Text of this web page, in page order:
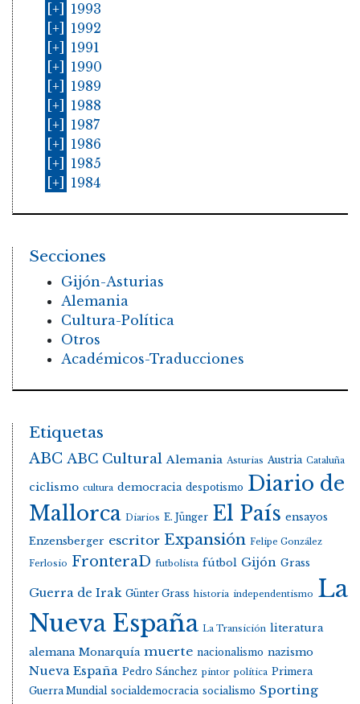
[+]
1993
[+]
1992
[+]
1991
[+]
1990
[+]
1989
[+]
1988
[+]
1987
[+]
1986
[+]
1985
[+]
1984
Secciones
Gijón-Asturias
Alemania
Cultura-Política
Otros
Académicos-Traducciones
Etiquetas
ABC ABC Cultural Alemania Asturias Austria Cataluña
ciclismo cultura democracia despotismo Diario de
Mallorca Diarios E. Jünger El País ensayos
Enzensberger escritor Expansión Felipe González
Ferlosio FronteraD futbolista fútbol Gijón Grass
Guerra de Irak Günter Grass historia independentismo La
Nueva España La Transición literatura
alemana Monarquía muerte nacionalismo nazismo
Nueva España Pedro Sánchez pintor política Primera
Guerra Mundial socialdemocracia socialismo Sporting